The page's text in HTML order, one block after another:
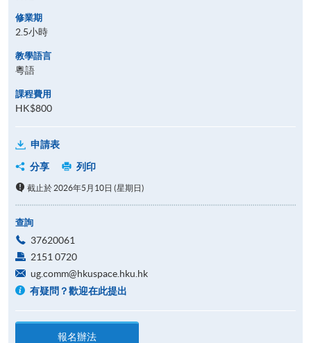
修業期
2.5小時
教學語言
粵語
課程費用
HK$800
申請表
分享
列印
截止於 2026年5月10日 (星期日)
查詢
37620061
2151 0720
ug.comm@hkuspace.hku.hk
有疑問？歡迎在此提出
報名辦法